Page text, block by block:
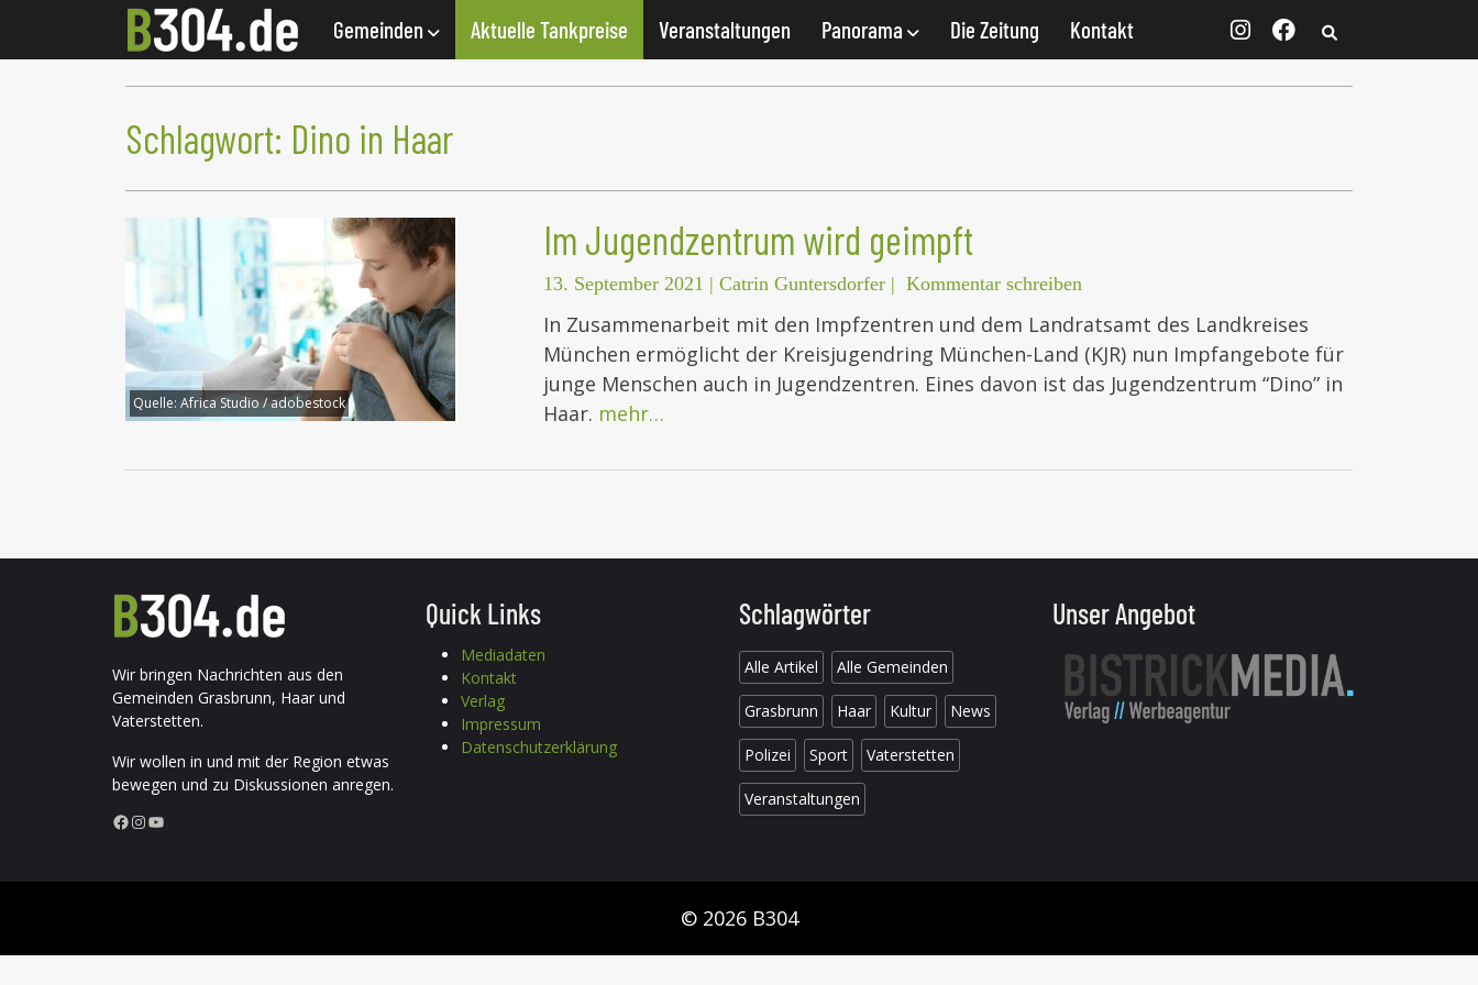
Gemeinden Aktuelle Tankpreise Veranstaltungen Panorama Die Zeitung Kontakt
Schlagwort: Dino in Haar
Quelle: Africa Studio / adobestock
Im Jugendzentrum wird geimpft
13. September 2021 | Catrin Guntersdorfer | Kommentar schreiben
In Zusammenarbeit mit den Impfzentren und dem Landratsamt des Landkreises
München ermöglicht der Kreisjugendring München-Land (KJR) nun Impfangebote für
junge Menschen auch in Jugendzentren. Eines davon ist das Jugendzentrum “Dino” in
Haar. mehr…
Wir bringen Nachrichten aus den
Gemeinden Grasbrunn, Haar und
Vaterstetten.
Wir wollen in und mit der Region etwas
bewegen und zu Diskussionen anregen.
Facebook InstagramYouTube
Quick Links
Mediadaten
Kontakt
Verlag
Impressum
Datenschutzerklärung
Schlagwörter
Alle Artikel Alle Gemeinden
Grasbrunn Haar Kultur News
Polizei Sport Vaterstetten
Veranstaltungen
Unser Angebot
© 2026 B304